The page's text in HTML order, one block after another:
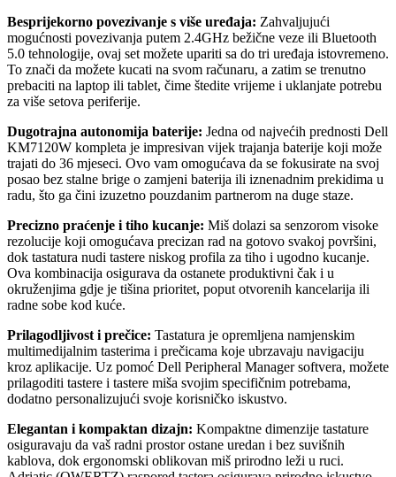
Besprijekorno povezivanje s više uređaja: Zahvaljujući
mogućnosti povezivanja putem 2.4GHz bežične veze ili Bluetooth
5.0 tehnologije, ovaj set možete upariti sa do tri uređaja istovremeno.
To znači da možete kucati na svom računaru, a zatim se trenutno
prebaciti na laptop ili tablet, čime štedite vrijeme i uklanjate potrebu
za više setova periferije.
Dugotrajna autonomija baterije: Jedna od najvećih prednosti Dell
KM7120W kompleta je impresivan vijek trajanja baterije koji može
trajati do 36 mjeseci. Ovo vam omogućava da se fokusirate na svoj
posao bez stalne brige o zamjeni baterija ili iznenadnim prekidima u
radu, što ga čini izuzetno pouzdanim partnerom na duge staze.
Precizno praćenje i tiho kucanje: Miš dolazi sa senzorom visoke
rezolucije koji omogućava precizan rad na gotovo svakoj površini,
dok tastatura nudi tastere niskog profila za tiho i ugodno kucanje.
Ova kombinacija osigurava da ostanete produktivni čak i u
okruženjima gdje je tišina prioritet, poput otvorenih kancelarija ili
radne sobe kod kuće.
Prilagodljivost i prečice: Tastatura je opremljena namjenskim
multimedijalnim tasterima i prečicama koje ubrzavaju navigaciju
kroz aplikacije. Uz pomoć Dell Peripheral Manager softvera, možete
prilagoditi tastere i tastere miša svojim specifičnim potrebama,
dodatno personalizujući svoje korisničko iskustvo.
Elegantan i kompaktan dizajn: Kompaktne dimenzije tastature
osiguravaju da vaš radni prostor ostane uredan i bez suvišnih
kablova, dok ergonomski oblikovan miš prirodno leži u ruci.